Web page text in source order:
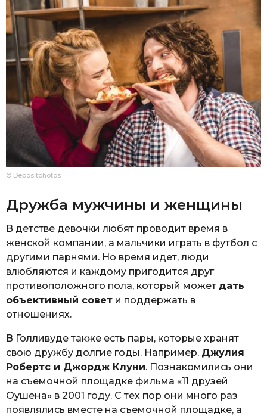
© Depositphotos
Дружба мужчины и женщины
В детстве девочки любят проводит время в
женской компании, а мальчики играть в футбол с
другими парнями. Но время идет, люди
влюбляются и каждому пригодится друг
противоположного пола, который может дать
объективный совет и поддержать в
отношениях.
В Голливуде также есть пары, которые хранят
свою дружбу долгие годы. Например, Джулия
Робертс и Джордж Клуни. Познакомились они
на съемочной площадке фильма «11 друзей
Оушена» в 2001 году. С тех пор они много раз
появлялись вместе на съемочной площадке, а